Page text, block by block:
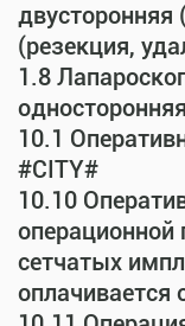
двусторонняя
(резекция,
1.8
10.1
#CITY#
10.10
операционной
сетчатых
оплачивается